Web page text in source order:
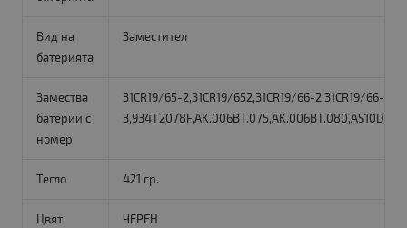
Вид на
батерията
Заместител
Замества
батерии с
номер
31CR19/65-2,31CR19/652,31CR19/66-2,31CR19/66-
Тегло 421 гр.
Цвят ЧЕРЕН